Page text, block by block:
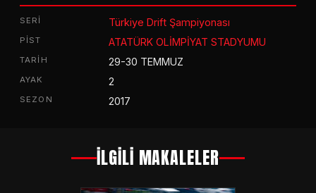
SERI Türkiye Drift Şampiyonası
PIST ATATÜRK OLİMPİYAT STADYUMU
TARIH 29-30 TEMMUZ
AYAK 2
SEZON 2017
İLGİLİ MAKALELER